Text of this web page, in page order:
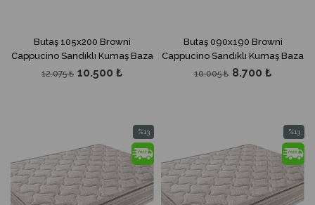
Butaş 105x200 Browni
Cappucino Sandıklı Kumaş Baza
10.500 ₺
12.075 ₺
Butaş 090x190 Browni
Cappucino Sandıklı Kumaş Baza
8.700 ₺
10.005 ₺
%13
İndirim
%13İndirim
%13
İndirim